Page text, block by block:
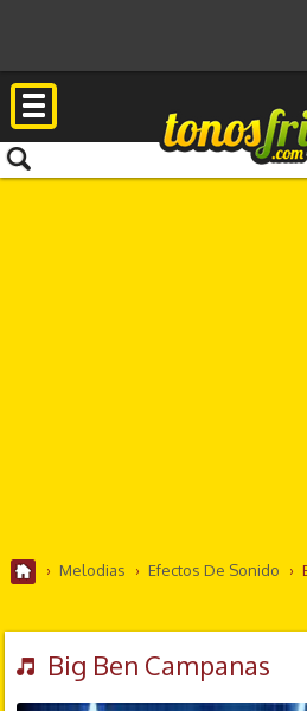
RSS FacebookTwitter
› Melodias › Efectos De Sonido ›
Big Ben Campanas